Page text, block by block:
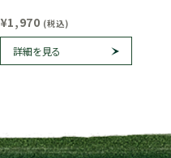
¥1,970 (税込)
詳細を見る